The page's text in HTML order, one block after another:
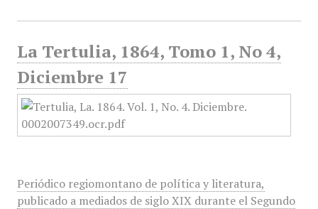
La Tertulia, 1864, Tomo 1, No 4,
Diciembre 17
Periódico regiomontano de política y literatura,
publicado a mediados de siglo XIX durante el Segundo